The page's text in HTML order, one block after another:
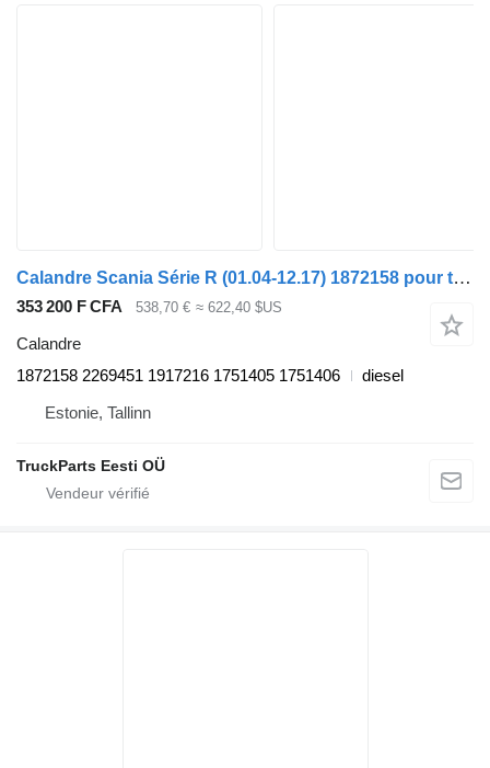
Calandre Scania Série R (01.04-12.17) 1872158 pour tracteur routier Scania P,G,R,T-series (2004-2017)
353 200 F CFA 538,70 € ≈ 622,40 $US
Calandre
1872158 2269451 1917216 1751405 1751406
diesel
Estonie, Tallinn
TruckParts Eesti OÜ